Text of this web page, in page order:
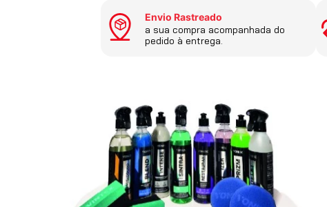
Envio Rastreado
a sua compra acompanhada do
pedido à entrega.